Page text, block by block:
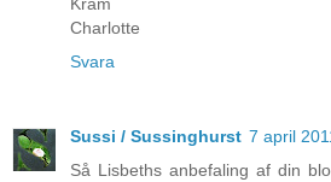
Charlotte
Svara
Sussi / Sussinghurst 7 april
Så Lisbeths anbefaling af din